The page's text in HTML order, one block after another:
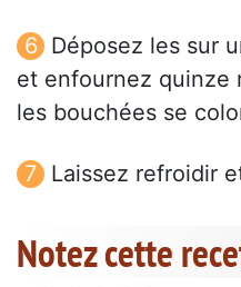
Déposez les sur
et enfournez quinze
les bouchées se
Laissez refroidir
Notez cette